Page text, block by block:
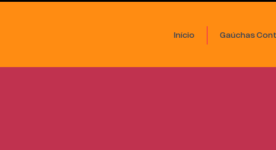
Início Gaúchas